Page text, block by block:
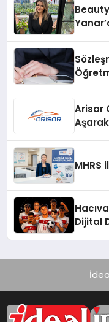
Arisar
MHRS
Dijital